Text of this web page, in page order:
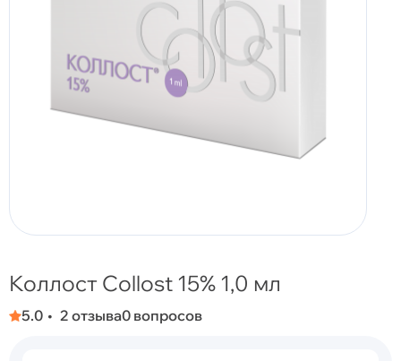
Коллост Collost 15% 1,0 мл
5.0 2 отзыва0 вопросов